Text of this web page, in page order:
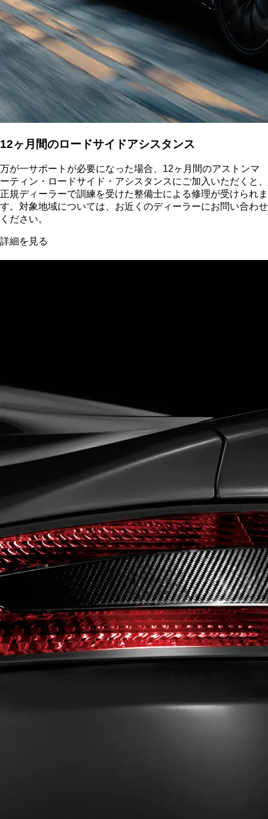
12ヶ月間のロードサイドアシスタンス
万が一サポートが必要になった場合、12ヶ月間のアストンマ
ーティン・ロードサイド・アシスタンスにご加入いただくと、
正規ディーラーで訓練を受けた整備士による修理が受けられま
す。対象地域については、お近くのディーラーにお問い合わせ
ください。
詳細を見る